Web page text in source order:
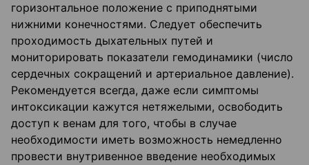
горизонтальное положение с приподнятыми
нижними конечностями. Следует обеспечить
проходимость дыхательных путей и
мониторировать показатели гемодинамики (число
сердечных сокращений и артериальное давление).
Рекомендуется всегда, даже если симптомы
интоксикации кажутся нетяжелыми, освободить
доступ к венам для того, чтобы в случае
необходимости иметь возможность немедленно
провести внутривенное введение необходимых